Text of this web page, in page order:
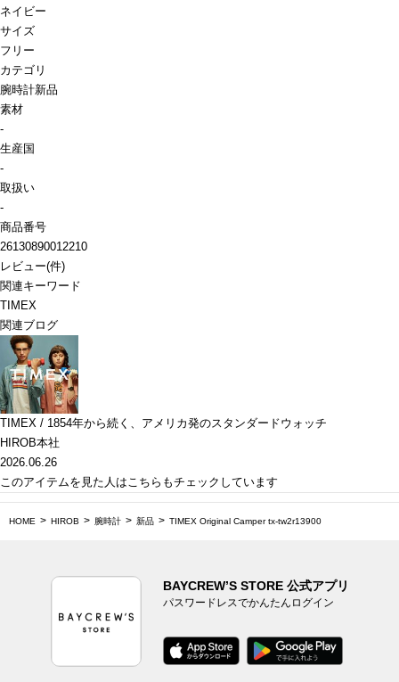
ネイビー
サイズ
フリー
カテゴリ
腕時計新品
素材
-
生産国
-
取扱い
-
商品番号
26130890012210
レビュー(件)
関連キーワード
TIMEX
関連ブログ
TIMEX / 1854年から続く、アメリカ発のスタンダードウォッチ
HIROB本社
2026.06.26
このアイテムを見た人はこちらもチェックしています
HOME HIROB 腕時計 新品 TIMEX Original Camper tx-tw2r13900
BAYCREW’S STORE 公式アプリ
パスワードレスでかんたんログイン